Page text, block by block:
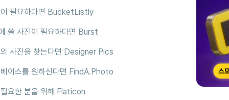
필요하다면 BucketListly
쓸 사진이 필요하다면 Burst
사진을 찾는다면 Designer Pics
이스를 원하신다면 FindA.Photo
요한 분을 위해 Flaticon